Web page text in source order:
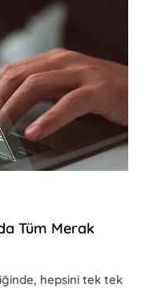
Tüm Merak
hepsini tek tek